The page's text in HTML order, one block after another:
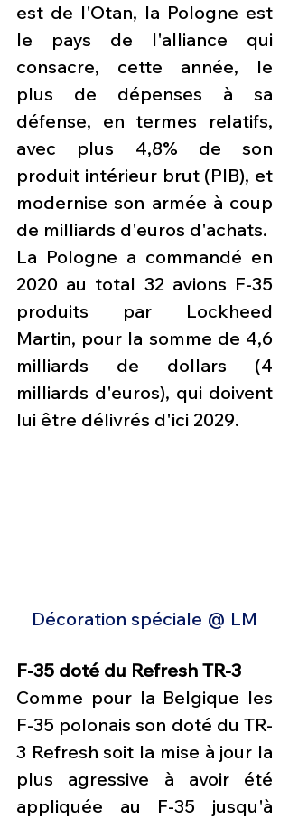
est de l'Otan, la Pologne est
le pays de l'alliance qui
consacre, cette année, le
plus de dépenses à sa
défense, en termes relatifs,
avec plus 4,8% de son
produit intérieur brut (PIB), et
modernise son armée à coup
de milliards d'euros d'achats.
La Pologne a commandé en
2020 au total 32 avions F-35
produits par Lockheed
Martin, pour la somme de 4,6
milliards de dollars (4
milliards d'euros), qui doivent
lui être délivrés d'ici 2029.
Décoration spéciale @ LM
F-35 doté du Refresh TR-3
Comme pour la Belgique les
F-35 polonais son doté du TR-
3 Refresh soit la mise à jour la
plus agressive à avoir été
appliquée au F-35 jusqu'à